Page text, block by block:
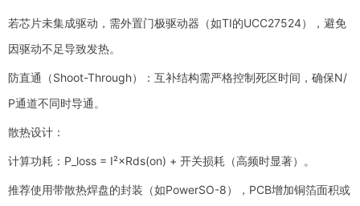
若芯片未集成驱动，需外置门极驱动器（如TI的UCC27524），避免
因驱动不足导致发热。
防直通（Shoot-Through）：互补结构需严格控制死区时间，确保N/
P通道不同时导通。
散热设计：
计算功耗：P_loss = I²×Rds(on) + 开关损耗（高频时显著）。
推荐使用带散热焊盘的封装（如PowerSO-8），PCB增加铜箔面积或